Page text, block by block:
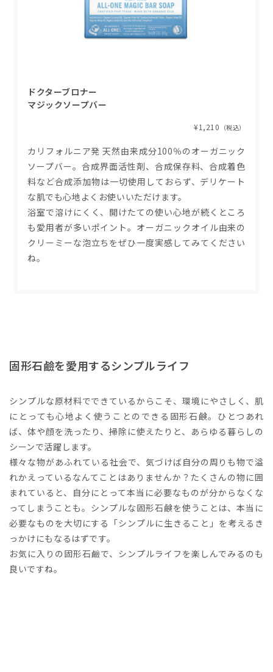
ドクターブロナー
マジックソープバー
¥1,210 （税込）
カリフォルニア発 天然由来成分100％のオーガニック
ソープバー。合成界面活性剤、合成保存料、合成着色
料など合成添加物は一切使用しておらず、デリケート
な肌でも心地よくお使いいただけます。
浴室で溶けにくく、開けたての使い心地が続くところ
も愛用者が多いポイント。オーガニックオイル由来の
クリーミーな泡立ちをぜひ一度実感してみてください
ね。
固形石鹼を愛用するシンプルライフ
シンプルな原材料でできているからこそ、環境にやさしく、肌
にとっても心地よく使うことのできる固形石鹸。ひとつあれ
ば、体や顔を洗ったり、掃除に使えたりと、あらゆる暮らしの
シーンで活躍します。
様々な物があふれている社会で、気づけば自分の周りも物で溢
れかえっているなんてことはありませんか？たくさんの物に囲
まれていると、自分にとって本当に必要なものが分からなくな
ってしまうことも。シンプルな固形石鹸を使うことは、本当に
必要なものを大切にする「シンプルに生きること」を考えるき
っかけにもなるはずです。
お気に入りの固形石鹼で、シンプルライフを楽しんでみるのも
良いですね。